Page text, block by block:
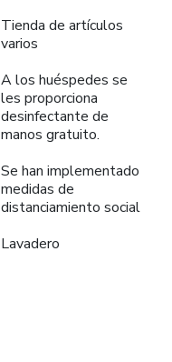
Tienda de artículos
varios
A los huéspedes se
les proporciona
desinfectante de
manos gratuito.
Se han implementado
medidas de
distanciamiento social
Lavadero